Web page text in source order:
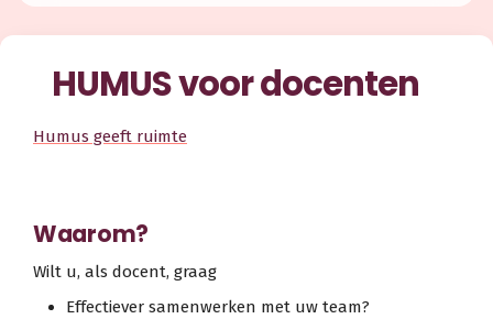
HUMUS voor docenten
Humus geeft ruimte
Waarom?
Wilt u, als docent, graag
Effectiever samenwerken met uw team?